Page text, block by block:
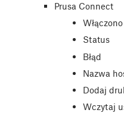
Prusa Connect
Włączono
Status
Błąd
Nazwa
Dodaj
Wczytaj